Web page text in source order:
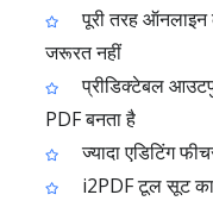
पूरी तरह
जरूरत नहीं
प्रीडिक्टेबल
PDF बनता है
ज्यादा एडिटिंग
i2PDF टूल सूट